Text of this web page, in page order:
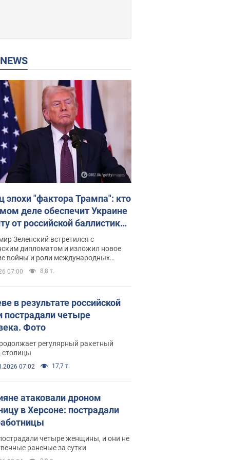
NEWS
эпохи "фактора Трампа": кто
деле обеспечит Украине
от российской баллистики.
с Безсмертным
Зеленский встретился с
дипломатом и изложил новое
войны и роли международных
в борьбе с Россией
07:00 8,8 т.
в результате российской
пострадали четыре
Фото
регулярный ракетный
столицы
07:02 17,7 т.
атаковали дроном
в Херсоне: пострадали
четыре женщины, и они не
раненые за сутки